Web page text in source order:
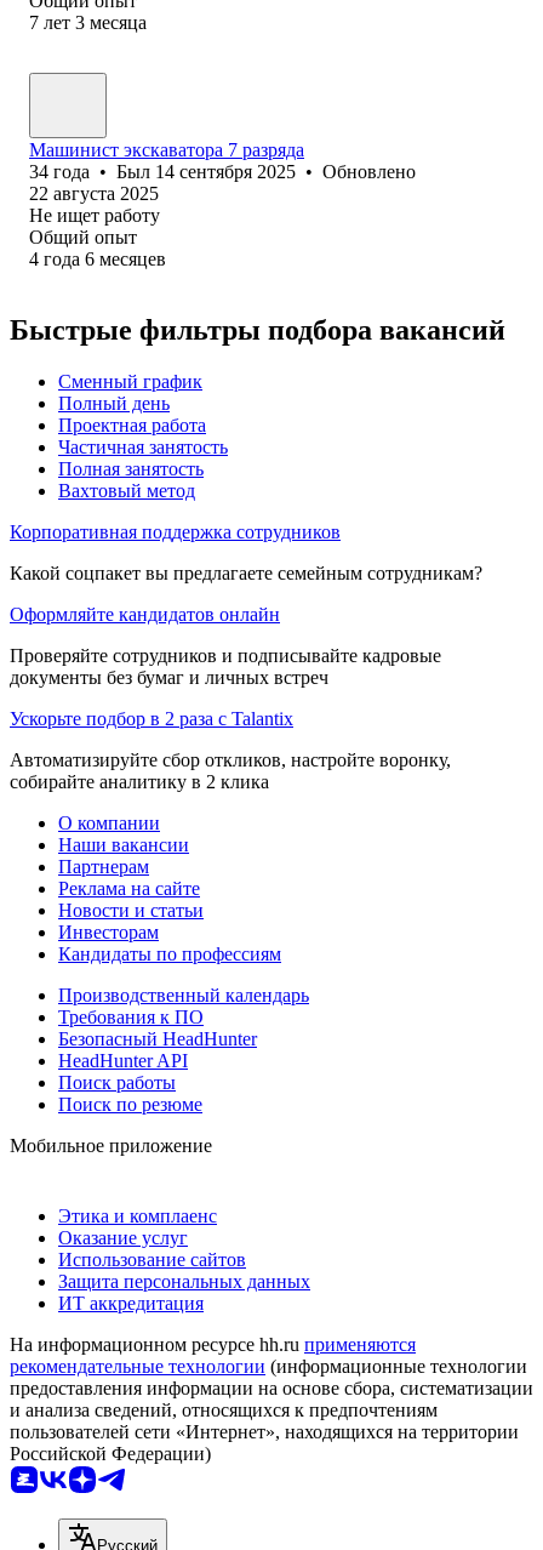
7 лет 3 месяца
Машинист экскаватора 7 разряда
34 года • Был 14 сентября 2025 • Обновлено
22 августа 2025
Не ищет работу
Общий опыт
4 года 6 месяцев
Быстрые фильтры подбора вакансий
Сменный график
Полный день
Проектная работа
Частичная занятость
Полная занятость
Вахтовый метод
Корпоративная поддержка сотрудников
Какой соцпакет вы предлагаете семейным сотрудникам?
Оформляйте кандидатов онлайн
Проверяйте сотрудников и подписывайте кадровые
документы без бумаг и личных встреч
Ускорьте подбор в 2 раза с Talantix
Автоматизируйте сбор откликов, настройте воронку,
собирайте аналитику в 2 клика
О компании
Наши вакансии
Партнерам
Реклама на сайте
Новости и статьи
Инвесторам
Кандидаты по профессиям
Производственный календарь
Требования к ПО
Безопасный HeadHunter
HeadHunter API
Поиск работы
Поиск по резюме
Мобильное приложение
Этика и комплаенс
Оказание услуг
Использование сайтов
Защита персональных данных
ИТ аккредитация
На информационном ресурсе hh.ru применяются
рекомендательные технологии (информационные технологии
предоставления информации на основе сбора, систематизации
и анализа сведений, относящихся к предпочтениям
пользователей сети «Интернет», находящихся на территории
Российской Федерации)
Русский